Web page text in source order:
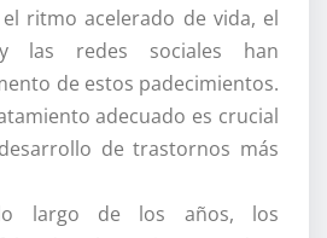
ritmo acelerado de vida, el
las redes sociales han
de estos padecimientos.
adecuado es crucial
de trastornos más
largo de los años, los